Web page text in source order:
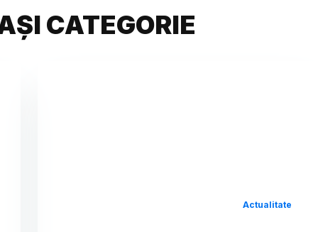
CATEGORIE
Actualitate